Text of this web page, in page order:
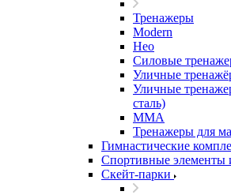
Тренажеры
Modern
Нео
Силовые
Уличные
Уличные
сталь)
ММА
Тренажеры для
Гимнастические
Спортивные элементы
Скейт-парки